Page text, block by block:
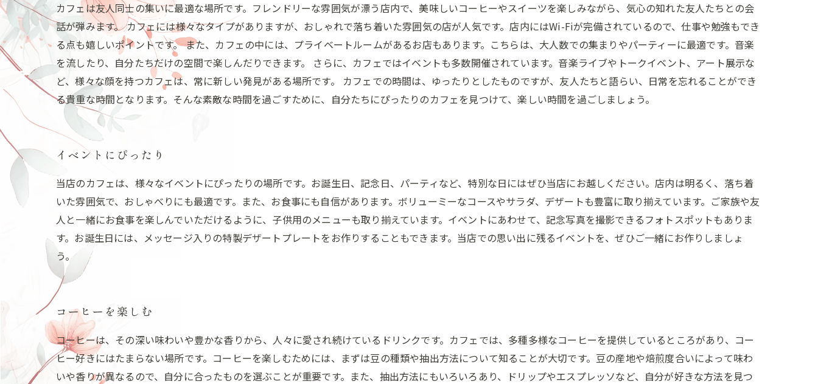
カフェは友人同士の集いに最適な場所です。フレンドリーな雰囲気が漂う店内で、美味しいコーヒーやスイーツを楽しみながら、気心の知れた友人たちとの会
話が弾みます。 カフェには様々なタイプがありますが、おしゃれで落ち着いた雰囲気の店が人気です。店内にはWi-Fiが完備されているので、仕事や勉強もでき
る点も嬉しいポイントです。 また、カフェの中には、プライベートルームがあるお店もあります。こちらは、大人数での集まりやパーティーに最適です。音楽
を流したり、自分たちだけの空間で楽しんだりできます。 さらに、カフェではイベントも多数開催されています。音楽ライブやトークイベント、アート展示な
ど、様々な顔を持つカフェは、常に新しい発見がある場所です。 カフェでの時間は、ゆったりとしたものですが、友人たちと語らい、日常を忘れることができ
る貴重な時間となります。そんな素敵な時間を過ごすために、自分たちにぴったりのカフェを見つけて、楽しい時間を過ごしましょう。
イベントにぴったり
当店のカフェは、様々なイベントにぴったりの場所です。お誕生日、記念日、パーティなど、特別な日にはぜひ当店にお越しください。店内は明るく、落ち着
いた雰囲気で、おしゃべりにも最適です。また、お食事にも自信があります。ボリューミーなコースやサラダ、デザートも豊富に取り揃えています。ご家族や友
人と一緒にお食事を楽しんでいただけるように、子供用のメニューも取り揃えています。イベントにあわせて、記念写真を撮影できるフォトスポットもありま
す。お誕生日には、メッセージ入りの特製デザートプレートをお作りすることもできます。当店での思い出に残るイベントを、ぜひご一緒にお作りしましょ
う。
コーヒーを楽しむ
コーヒーは、その深い味わいや豊かな香りから、人々に愛され続けているドリンクです。カフェでは、多種多様なコーヒーを提供しているところがあり、コー
ヒー好きにはたまらない場所です。コーヒーを楽しむためには、まずは豆の種類や抽出方法について知ることが大切です。豆の産地や焙煎度合いによって味わ
いや香りが異なるので、自分に合ったものを選ぶことが重要です。また、抽出方法にもいろいろあり、ドリップやエスプレッソなど、自分が好きな方法を見つ